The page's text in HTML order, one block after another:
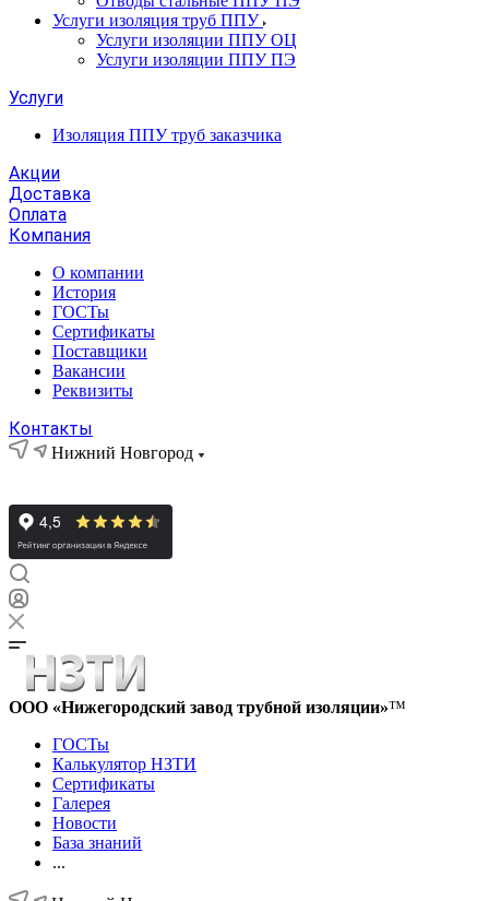
Услуги изоляция труб ППУ
Услуги изоляции ППУ ОЦ
Услуги изоляции ППУ ПЭ
Услуги
Изоляция ППУ труб заказчика
Акции
Доставка
Оплата
Компания
О компании
История
ГОСТы
Сертификаты
Поставщики
Вакансии
Реквизиты
Контакты
Нижний Новгород
ООО «Нижегородский завод трубной изоляции»™
ГОСТы
Калькулятор НЗТИ
Сертификаты
Галерея
Новости
База знаний
...